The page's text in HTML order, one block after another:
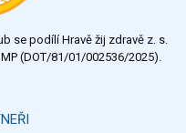
se podílí Hravě žij zdravě z. s.
(DOT/81/01/002536/2025).